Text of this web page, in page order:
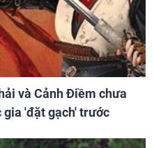
và Cảnh Điềm chưa
gia 'đặt gạch' trước